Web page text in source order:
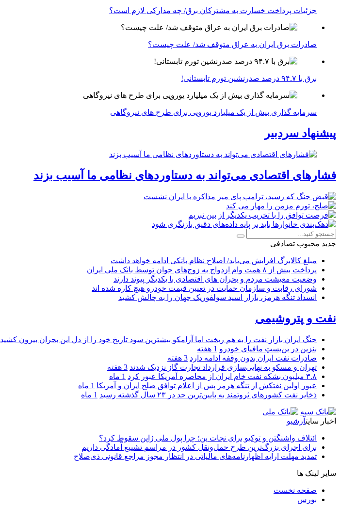
جزئیات پرداخت خسارت به مشترکان برق/ چه مدارکی لازم است؟
صادرات برق ایران به عراق متوقف شد/ علت چیست؟
برق با ۹۴.۷ درصد صدرنشین تورم تابستانی!
سرمایه گذاری بیش از یک میلیارد یورویی برای طرح های نیروگاهی
پیشنهاد سردبیر
فشارهای اقتصادی می‌تواند به دستاوردهای نظامی ما آسیب بزند
جدید محبوب تصادفی
مبلغ کالابرگ افزایش می‌یابد/ اصلاح نظام بانکی ادامه خواهد داشت
پرداخت بیش از ۸ همت وام ازدواج به زوج‌های جوان توسط بانک ملی ایران
وضعیت معیشت مردم و بحران های اقتصادی با یکدیگر پیوند دارند
شورای رقابت و سازمان حمایت در تعیین قیمت خودرو هیچ کاره شده اند
انسداد تنگه هرمز، بازار اسید سولفوریک جهان را به چالش کشید
نفت و پتروشیمی
جنگ ایران بازار نفت را به هم ریخت اما آرامکو بیشترین سود تاریخ خود را از دل این بحران بیرون کشید
بنزین در بن‌بستِ مافیای خودرو 1 هفته
صادرات نفت ایران بدون وقفه ادامه دارد 3 هفته
تهران و مسکو به نهایی‌سازی قرارداد تجارت گاز نزدیک شدند 3 هفته
۳.۸ میلیون بشکه نفت خام ایران از محاصره آمریکا عبور کرد
1 ماه
عبور اولین نفتکش از تنگه هرمز پس از اعلام توافق صلح ایران و آمریکا 1 ماه
ذخایر نفت کشورهای ثروتمند به پایین‌ترین حد در ۲۳ سال گذشته رسید
1 ماه
اخبار سایتآرشیو
ائتلاف واشنگتن و توکیو برای نجات ین؛ چرا پول ملی ژاپن سقوط کرد؟
برای اجرای بزرگ‌ترین طرح حمل‌ونقل کشور در مراسم تشییع آمادگی داریم
تمدید مهلت ارایه اظهارنامه‌های مالیاتی در انتظار مجوز مراجع قانونی ذی‌‏صلاح
سایر لینک ها
صفحه نخست
بورس